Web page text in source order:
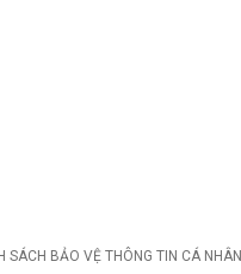
SÁCH BẢO VỆ THÔNG TIN CÁ NHÂN